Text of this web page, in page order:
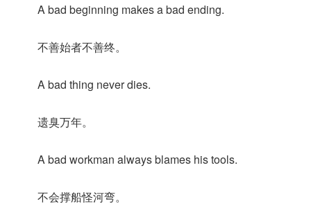
A bad beginning makes a bad ending.
不善始者不善终。
A bad thing never dies.
遗臭万年。
A bad workman always blames his tools.
不会撑船怪河弯。